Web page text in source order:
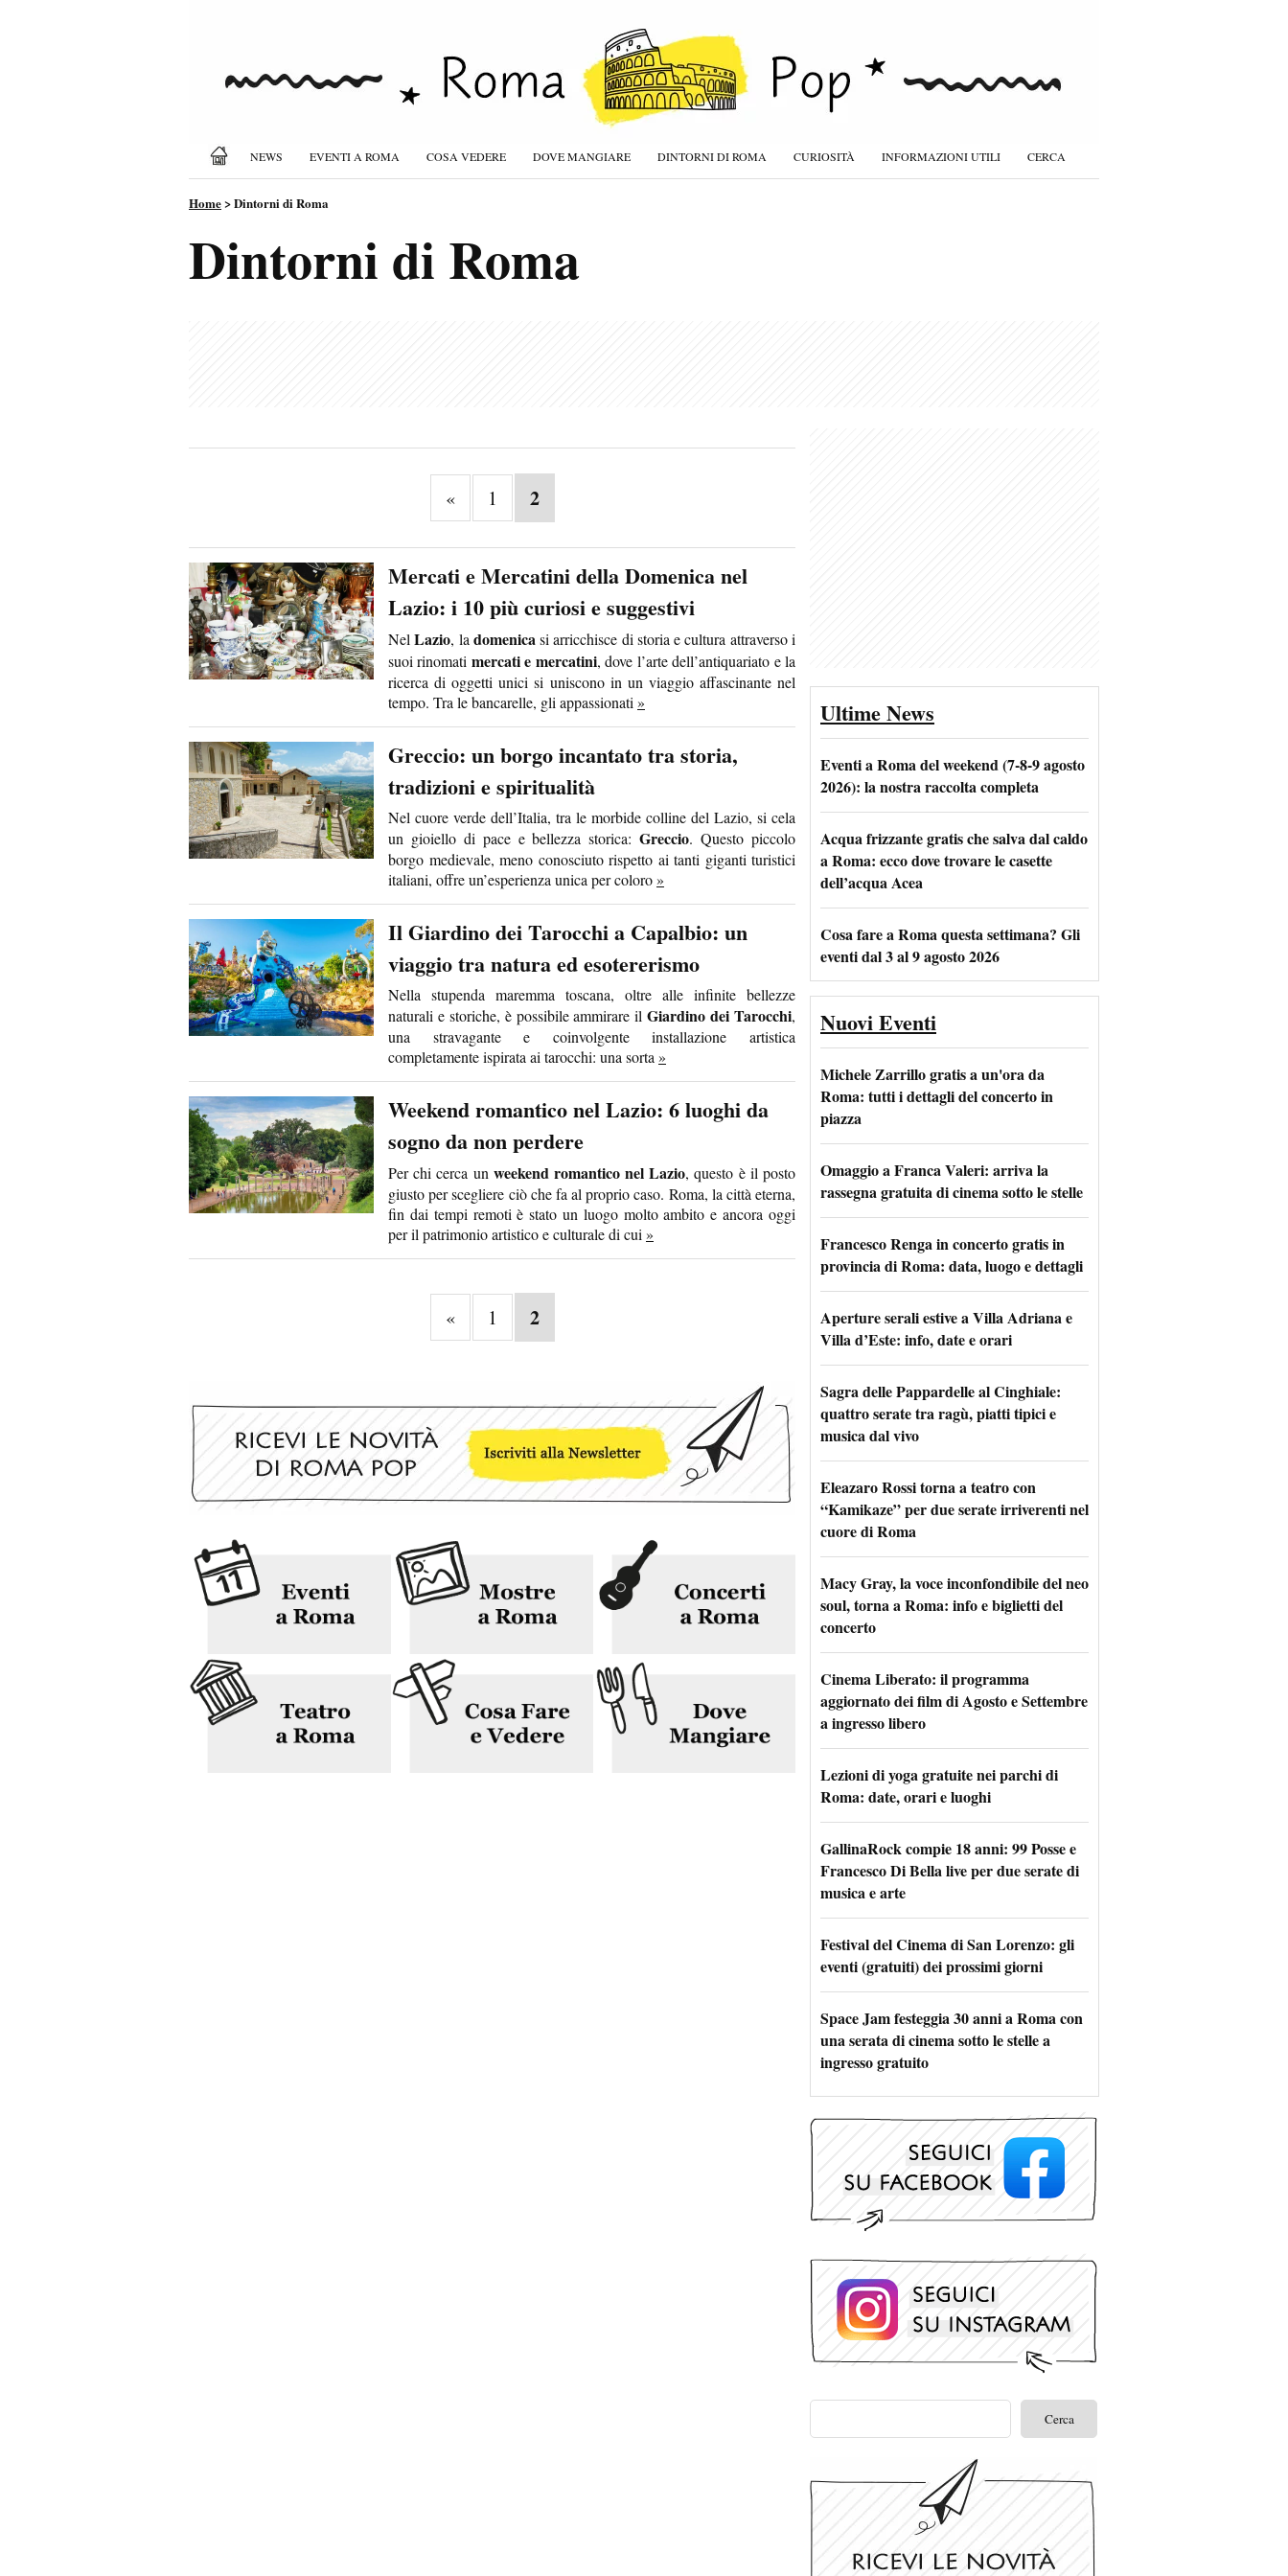
NEWS EVENTI A ROMA COSA VEDERE DOVE MANGIARE DINTORNI DI ROMA CURIOSITÀ INFORMAZIONI UTILI CERCA
Home>Dintorni di Roma
Dintorni di Roma
« 1 2
Mercati e Mercatini della Domenica nel
Lazio: i 10 più curiosi e suggestivi
NelLazio, la domenicasi arricchisce di storia e cultura attraverso i
suoi rinomati mercati e mercatini, dove l’arte dell’antiquariato e la
ricerca di oggetti unici si uniscono in un viaggio affascinante nel
tempo. Tra le bancarelle, gli appassionati »
Greccio: un borgo incantato tra storia,
tradizioni e spiritualità
Nel cuore verde dell’Italia, tra le morbide colline del Lazio, si cela
un gioiello di pace e bellezza storica:Greccio. Questo piccolo
borgo medievale, meno conosciuto rispetto ai tanti giganti turistici
italiani, offre un’esperienza unica per coloro»
Il Giardino dei Tarocchi a Capalbio: un
viaggio tra natura ed esotererismo
Nella stupenda maremma toscana, oltre alle infinite bellezze
naturali e storiche, è possibile ammirare ilGiardino dei Tarocchi,
una stravagante e coinvolgente installazione artistica
completamente ispirata ai tarocchi: una sorta »
Weekend romantico nel Lazio: 6 luoghi da
sogno da non perdere
Per chi cerca un weekend romantico nel Lazio, questo è il posto
giusto per scegliere ciò che fa al proprio caso. Roma, la città eterna,
fin dai tempi remoti è stato un luogo molto ambito e ancora oggi
per il patrimonio artistico e culturale di cui »
« 1 2
Ultime News
Eventi a Roma del weekend (7-8-9 agosto
2026): la nostra raccolta completa
Acqua frizzante gratis che salva dal caldo
a Roma: ecco dove trovare le casette
dell’acqua Acea
Cosa fare a Roma questa settimana? Gli
eventi dal 3 al 9 agosto 2026
Nuovi Eventi
Michele Zarrillo gratis a un'ora da
Roma: tutti i dettagli del concerto in
piazza
Omaggio a Franca Valeri: arriva la
rassegna gratuita di cinema sotto le stelle
Francesco Renga in concerto gratis in
provincia di Roma: data, luogo e dettagli
Aperture serali estive a Villa Adriana e
Villa d’Este: info, date e orari
Sagra delle Pappardelle al Cinghiale:
quattro serate tra ragù, piatti tipici e
musica dal vivo
Eleazaro Rossi torna a teatro con
“Kamikaze” per due serate irriverenti nel
cuore di Roma
Macy Gray, la voce inconfondibile del neo
soul, torna a Roma: info e biglietti del
concerto
Cinema Liberato: il programma
aggiornato dei film di Agosto e Settembre
a ingresso libero
Lezioni di yoga gratuite nei parchi di
Roma: date, orari e luoghi
GallinaRock compie 18 anni: 99 Posse e
Francesco Di Bella live per due serate di
musica e arte
Festival del Cinema di San Lorenzo: gli
eventi (gratuiti) dei prossimi giorni
Space Jam festeggia 30 anni a Roma con
una serata di cinema sotto le stelle a
ingresso gratuito